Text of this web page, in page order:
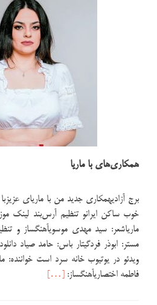
صبح
همکاری‌های با ماریا
برج آزادیهمکاری جدید من با ماریای
خوب ساکن ایرانو تنظیم آرس‌بند لینک
ماریاشعر: سید مهدی موسویآهنگساز و
مستر: ابوذر فردگیتار باس: حامد صیاد
ویدئو در یوتیوب خانه سرد است
فاطمه اختصاریآهنگساز: اطلاعت
[…]